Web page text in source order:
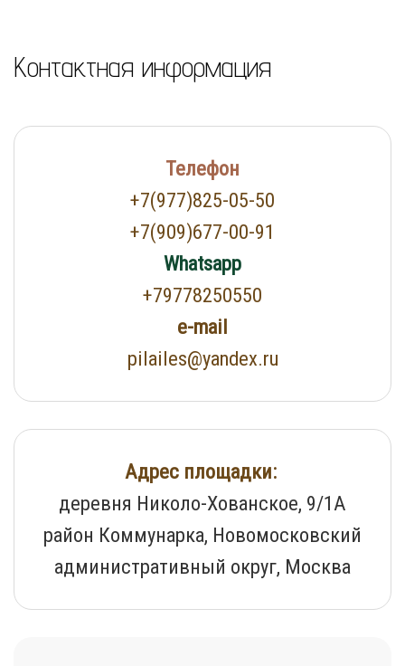
Контактная информация
Телефон
+7(977)825-05-50
+7(909)677-00-91
Whatsapp
+79778250550
e-mail
pilailes@yandex.ru
Адрес площадки:
деревня Николо-Хованское, 9/1А
район Коммунарка, Новомосковский
административный округ, Москва